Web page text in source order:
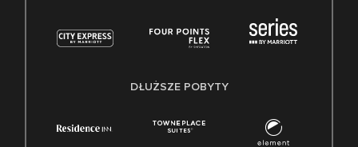
DŁUŻSZE POBYTY